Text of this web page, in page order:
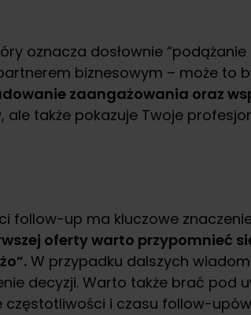
oznacza dosłownie
biznesowym – może to
zaangażowania oraz
także pokazuje Twoje
up ma kluczowe
oferty warto przypomnieć
W przypadku dalszych
decyzji. Warto także brać pod
i czasu follow-